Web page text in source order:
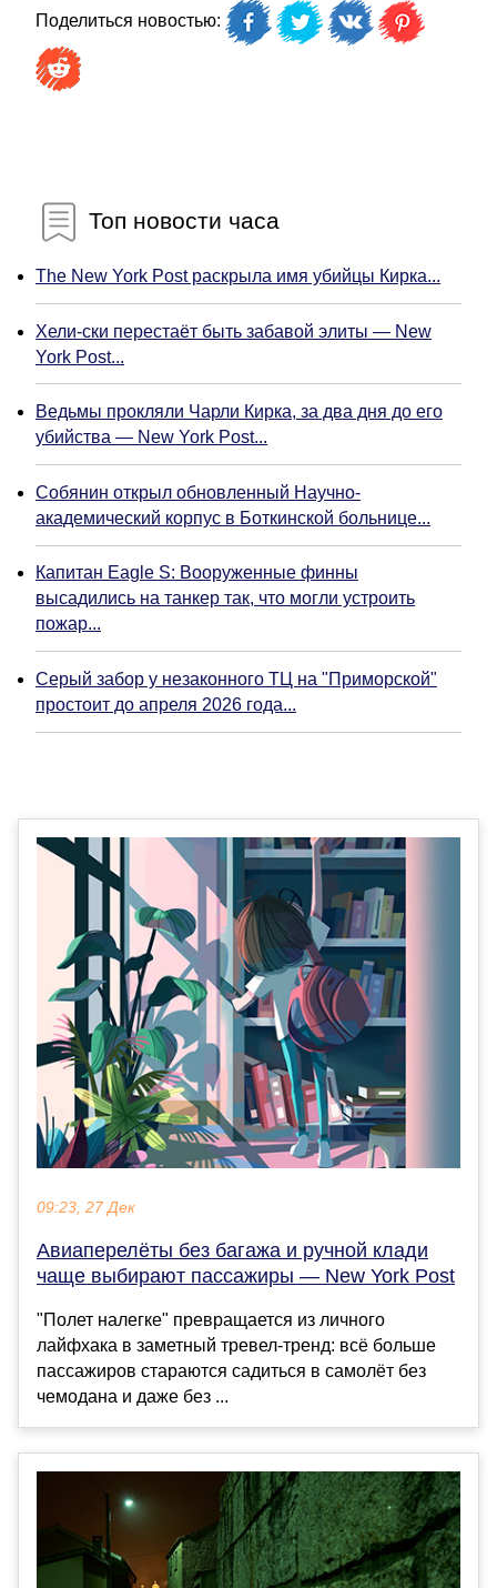
Поделиться новостью:
Топ новости часа
The New York Post раскрыла имя убийцы Кирка...
Хели-ски перестаёт быть забавой элиты — New
York Post...
Ведьмы прокляли Чарли Кирка, за два дня до его
убийства — New York Post...
Собянин открыл обновленный Научно-
академический корпус в Боткинской больнице...
Капитан Eagle S: Вооруженные финны
высадились на танкер так, что могли устроить
пожар...
Серый забор у незаконного ТЦ на "Приморской"
простоит до апреля 2026 года...
09:23, 27 Дек
Авиаперелёты без багажа и ручной клади
чаще выбирают пассажиры — New York Post
"Полет налегке" превращается из личного
лайфхака в заметный тревел-тренд: всё больше
пассажиров стараются садиться в самолёт без
чемодана и даже без ...